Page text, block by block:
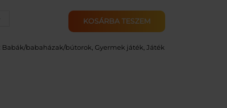
KOSÁRBA TESZEM
Babák/babaházak/bútorok Gyermek játék Játék